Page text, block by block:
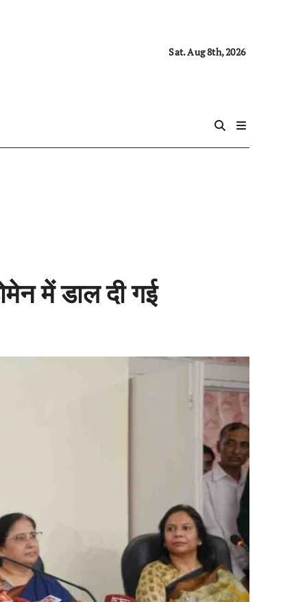
Sat. Aug 8th, 2026
में डाल दी गई